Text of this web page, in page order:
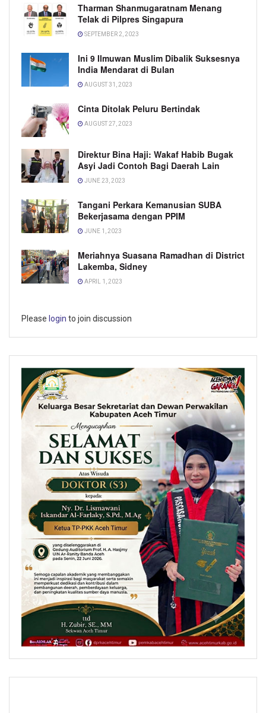
Tharman Shanmugaratnam Menang
Telak di Pilpres Singapura
SEPTEMBER 2, 2023
Ini 9 Ilmuwan Muslim Dibalik Suksesnya
India Mendarat di Bulan
AUGUST 31, 2023
Cinta Ditolak Peluru Bertindak
AUGUST 27, 2023
Direktur Bina Haji: Wakaf Habib Bugak
Asyi Jadi Contoh Bagi Daerah Lain
JUNE 23, 2023
Tangani Perkara Kemanusian SUBA
Bekerjasama dengan PPIM
JUNE 1, 2023
Meriahnya Suasana Ramadhan di District
Lakemba, Sidney
APRIL 1, 2023
Please login to join discussion